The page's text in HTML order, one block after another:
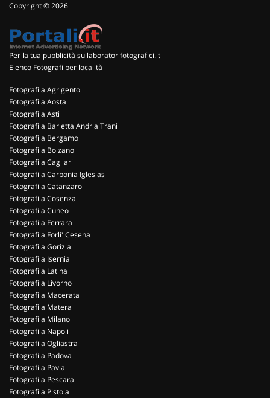
Copyright © 2026
Per la tua pubblicità su laboratorifotografici.it
Elenco Fotografi per località
Fotografi a Agrigento
Fotografi a Aosta
Fotografi a Asti
Fotografi a Barletta Andria Trani
Fotografi a Bergamo
Fotografi a Bolzano
Fotografi a Cagliari
Fotografi a Carbonia Iglesias
Fotografi a Catanzaro
Fotografi a Cosenza
Fotografi a Cuneo
Fotografi a Ferrara
Fotografi a Forli' Cesena
Fotografi a Gorizia
Fotografi a Isernia
Fotografi a Latina
Fotografi a Livorno
Fotografi a Macerata
Fotografi a Matera
Fotografi a Milano
Fotografi a Napoli
Fotografi a Ogliastra
Fotografi a Padova
Fotografi a Pavia
Fotografi a Pescara
Fotografi a Pistoia